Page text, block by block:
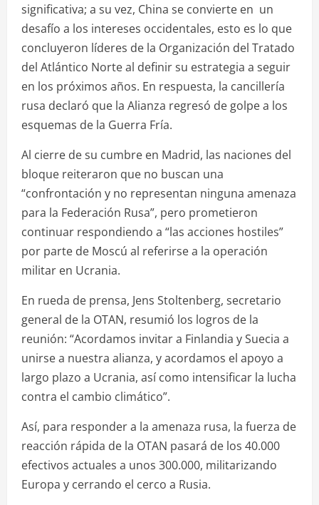
significativa; a su vez, China se convierte en un
desafío a los intereses occidentales, esto es lo que
concluyeron líderes de la Organización del Tratado
del Atlántico Norte al definir su estrategia a seguir
en los próximos años. En respuesta, la cancillería
rusa declaró que la Alianza regresó de golpe a los
esquemas de la Guerra Fría.
Al cierre de su cumbre en Madrid, las naciones del
bloque reiteraron que no buscan una
“confrontación y no representan ninguna amenaza
para la Federación Rusa”, pero prometieron
continuar respondiendo a “las acciones hostiles”
por parte de Moscú al referirse a la operación
militar en Ucrania.
En rueda de prensa, Jens Stoltenberg, secretario
general de la OTAN, resumió los logros de la
reunión: “Acordamos invitar a Finlandia y Suecia a
unirse a nuestra alianza, y acordamos el apoyo a
largo plazo a Ucrania, así como intensificar la lucha
contra el cambio climático”.
Así, para responder a la amenaza rusa, la fuerza de
reacción rápida de la OTAN pasará de los 40.000
efectivos actuales a unos 300.000, militarizando
Europa y cerrando el cerco a Rusia.